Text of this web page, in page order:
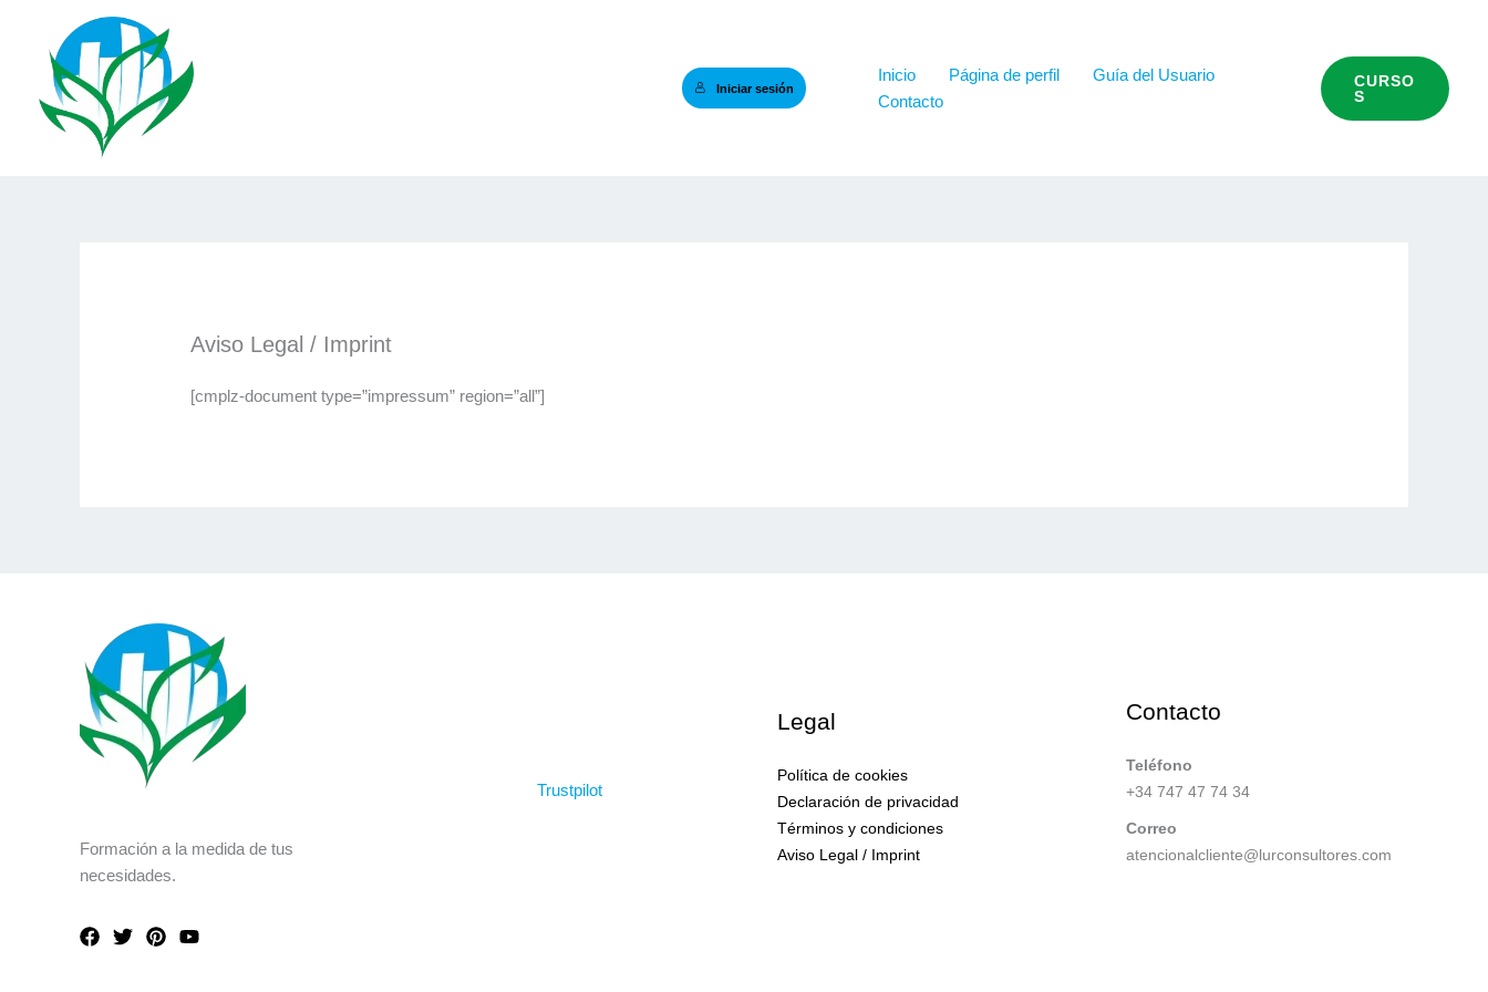
contenido
Iniciar sesión
Inicio Página de perfil
Guía del Usuario
Contacto
CURSO
S
Aviso Legal / Imprint
[cmplz-document type=”impressum” region=”all”]
Formación a la medida de tus
necesidades.
Trustpilot
Legal
Política de cookies
Declaración de privacidad
Términos y condiciones
Aviso Legal / Imprint
Contacto
Teléfono
+34 747 47 74 34
Correo
atencionalcliente@lurconsultores.com